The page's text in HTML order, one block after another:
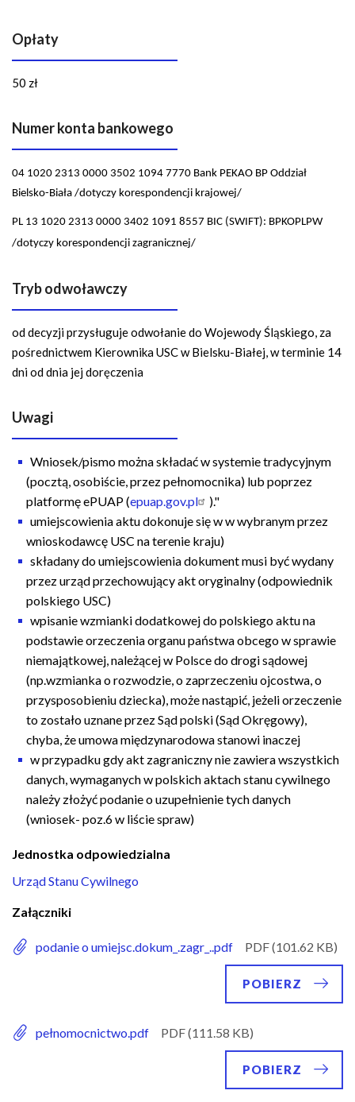
Opłaty
50 zł
Numer konta bankowego
04 1020 2313 0000 3502 1094 7770 Bank PEKAO BP Oddział
Bielsko-Biała /dotyczy korespondencji krajowej/
PL 13 1020 2313 0000 3402 1091 8557 BIC (SWIFT): BPKOPLPW
/dotyczy korespondencji zagranicznej/
Tryb odwoławczy
od decyzji przysługuje odwołanie do Wojewody Śląskiego, za
pośrednictwem Kierownika USC w Bielsku-Białej, w terminie 14
dni od dnia jej doręczenia
Uwagi
Wniosek/pismo można składać w systemie tradycyjnym
(pocztą, osobiście, przez pełnomocnika) lub poprzez
platformę ePUAP (epuap.gov.pl
)."
umiejscowienia aktu dokonuje się w w wybranym przez
wnioskodawcę USC na terenie kraju)
składany do umiejscowienia dokument musi być wydany
przez urząd przechowujący akt oryginalny (odpowiednik
polskiego USC)
wpisanie wzmianki dodatkowej do polskiego aktu na
podstawie orzeczenia organu państwa obcego w sprawie
niemajątkowej, należącej w Polsce do drogi sądowej
(np.wzmianka o rozwodzie, o zaprzeczeniu ojcostwa, o
przysposobieniu dziecka), może nastąpić, jeżeli orzeczenie
to zostało uznane przez Sąd polski (Sąd Okręgowy),
chyba, że umowa międzynarodowa stanowi inaczej
w przypadku gdy akt zagraniczny nie zawiera wszystkich
danych, wymaganych w polskich aktach stanu cywilnego
należy złożyć podanie o uzupełnienie tych danych
(wniosek- poz.6 w liście spraw)
Jednostka odpowiedzialna
Urząd Stanu Cywilnego
Załączniki
podanie o umiejsc.dokum_.zagr_..pdf
POBIERZ
pełnomocnictwo.pdf
POBIERZ